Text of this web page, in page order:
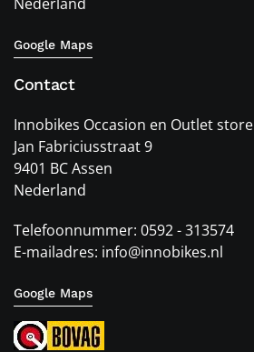
Google Maps
Contact
Innobikes Occasion en Outlet store
Jan Fabriciusstraat 9
9401 BC Assen
Nederland
Telefoonnummer: 0592 - 313574
E-mailadres: info@innobikes.nl
Google Maps